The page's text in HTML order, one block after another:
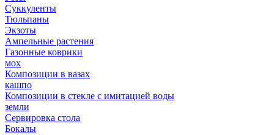
Суккуленты
Тюльпаны
Экзоты
Ампельные растения
Газонные коврики
мох
Композиции в вазах
кашпо
Композиции в стекле с имитацией воды
земли
Сервировка стола
Бокалы